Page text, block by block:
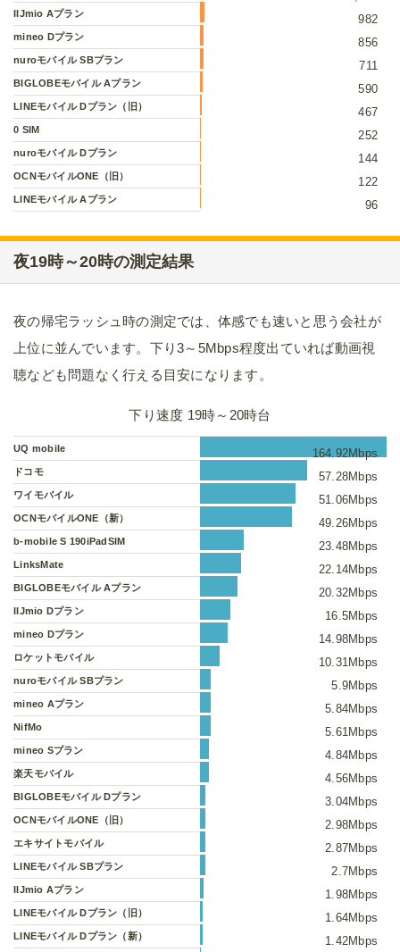
IIJmio Aプラン 982
mineo Dプラン 856
nuroモバイル SBプラン 711
BIGLOBEモバイル Aプラン 590
LINEモバイル Dプラン（旧） 467
0 SIM 252
nuroモバイル Dプラン 144
OCNモバイルONE（旧） 122
LINEモバイル Aプラン 96
夜19時～20時の測定結果
夜の帰宅ラッシュ時の測定では、体感でも速いと思う会社が
上位に並んでいます。下り3～5Mbps程度出ていれば動画視
聴なども問題なく行える目安になります。
下り速度 19時～20時台
UQ mobile 164.92Mbps
ドコモ 57.28Mbps
ワイモバイル 51.06Mbps
OCNモバイルONE（新） 49.26Mbps
b-mobile S 190iPadSIM 23.48Mbps
LinksMate 22.14Mbps
BIGLOBEモバイル Aプラン 20.32Mbps
IIJmio Dプラン 16.5Mbps
mineo Dプラン 14.98Mbps
ロケットモバイル 10.31Mbps
nuroモバイル SBプラン 5.9Mbps
mineo Aプラン 5.84Mbps
NifMo 5.61Mbps
mineo Sプラン 4.84Mbps
楽天モバイル 4.56Mbps
BIGLOBEモバイル Dプラン 3.04Mbps
OCNモバイルONE（旧） 2.98Mbps
エキサイトモバイル 2.87Mbps
LINEモバイル SBプラン 2.7Mbps
IIJmio Aプラン 1.98Mbps
LINEモバイル Dプラン（旧） 1.64Mbps
LINEモバイル Dプラン（新） 1.42Mbps